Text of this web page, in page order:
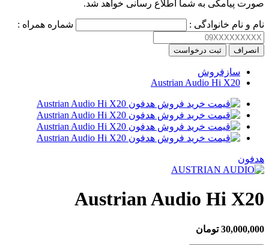
صورت پیامکی به شما اطلاع رسانی خواهد شد.
نام و نام خانوادگی : شماره همراه :
انصراف ثبت درخواست
سازفروش
Austrian Audio Hi X20
هدفون
Austrian Audio Hi X20
30,000,000 تومان